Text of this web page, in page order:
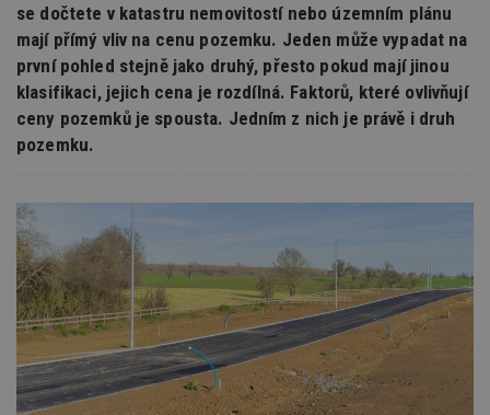
se dočtete v katastru nemovitostí nebo územním plánu
mají přímý vliv na cenu pozemku. Jeden může vypadat na
první pohled stejně jako druhý, přesto pokud mají jinou
klasifikaci, jejich cena je rozdílná. Faktorů, které ovlivňují
ceny pozemků je spousta. Jedním z nich je právě i druh
pozemku.